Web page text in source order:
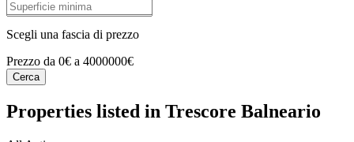
Scegli una fascia di prezzo
Prezzo da 0€ a 4000000€
Properties listed in Trescore Balneario